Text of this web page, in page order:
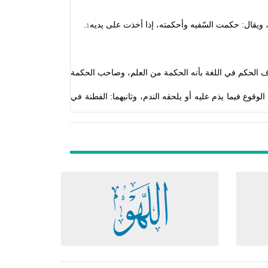
ويقال: حكمت السّفيه وأحكمته، إذا أخذت على يديه 1
الحكم في اللغة بأنه الحكمة من العلم، وصاحب الحكمة
فيما يذم عليه أو يلحقه الندم، وثانيهما: الفطنة في
وهذا التعريف للإمام مجاهد والإمام مالك، وقدقال